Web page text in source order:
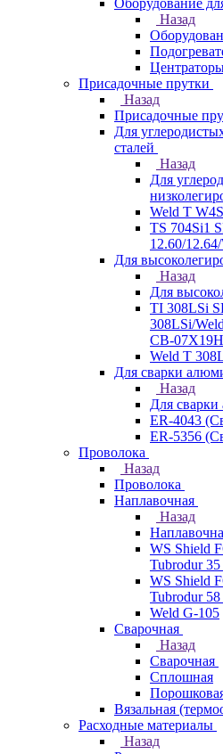
Оборудование
Назад
Присадочные прутки
Назад
Присадочные
Для
сталей
Назад
Для
Weld T
TS 704Si1
12.60/
Для
Назад
Для
TI 308LSi
308LSi/
СВ-
Weld T
Для сварки
Назад
Для
ER-4043
ER-5356
Проволока
Назад
Проволока
Наплавочная
Назад
WS Shield
Tubrodur
WS Shield
Tubrodur
Weld G-105
Сварочная
Назад
Сварочная
Сплошная
Вязальная
Расходные материалы
Назад